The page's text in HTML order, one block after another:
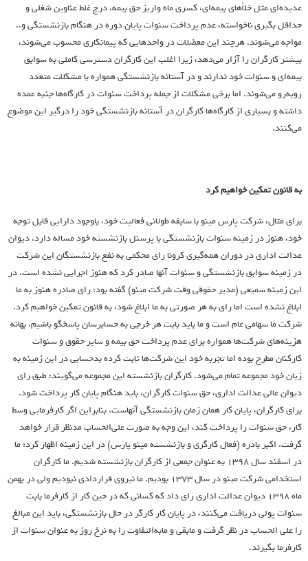
عديده‌اي مثل خلأهاي بيمه‌اي، كسري ماه واريز حق بيمه، درج غلط عناوين شغلي و
حداقل بگيري ناخواسته، عدم پرداخت سنوات پايان دوره در هنگام بازنشستگي و..
مواجه مي‌شوند. هرچند اين معضلات در واحدهايي كه پيمانكاري محسوب مي‌شوند،
بيشتر كارگران را آزار مي‌دهد، زيرا اغلب اين كارگران دسترسي كاملي به سوابق
بيمه‌اي و سنوات خود ندارند و در آستانه بازنشستگي همواره با مشكلات متعدد
روبه‌رو مي‌شوند. اما برخي مشكلات از جمله پرداخت سنوات در كارگاه‌ها جنبه عمده
داشته و بسياري از كارگاه‌ها كارگران در آستانه بازنشستگي خود را درگير اين موضوع
مي‌كنند.
به قانون تمكين خواهيم كرد
براي مثال، شركت پارس مينو با سابقه طولاني فعاليت خود، باوجود دارايي قابل توجه
خود، هنوز در زمينه سنوات بازنشستگي با پرسنل بازنشسته خود مساله دارد. ديوان
عدالت اداري در دوران همه‌گيري كرونا راي محكمي به نفع بازنشستگان اين شركت
در زمينه سوابق بازنشستگي و سنوات آنها صادر كرد كه هنوز اجرايي نشده است. در
اين زمينه سميعي (مدير حقوقي وقت شركت مينو) گفته بود: راي صادره هنوز به ما
ابلاغ نشده است اما راي به هر صورتي به ما ابلاغ شود، به قانون تمكين خواهيم كرد.
شركت ما سهامي عام است و ما بايد بابت هر خرجي به حسابرسان پاسخگو باشيم. بهانه
هزينه‌هاي شركت‌ها همواره براي‌ عدم پرداخت حق بيمه و ساير حقوق و سنوات
كاركنان مطرح بوده اما تجربه خود اين شركت‌ها ثابت كرده بدحسابي در اين زمينه به
زيان خود مجموعه تمام مي‌شود. كارگران بازنشسته اين مجموعه مي‌گويند: طبق راي
ديوان عالي عدالت اداري، حق سنوات كارگران، بايد هنگام پايان كار پرداخت شود.
براي كارگران، پايان كار همان زمان بازنشستگي آنهاست. بنابراين اگر كارفرمايي وسط
كار، حق سنوات را پرداخت كند، اين وجه به صورت علي‌الحساب مدنظر قرار خواهد
گرفت. اكبر بادره (فعال كارگري و بازنشسته مينو پارس) در اين زمينه اظهار كرد: ما
در اسفند سال ۱۳۹۸ به عنوان جمعي از كارگران بازنشسته شديم. ما كارگران
استخدامي شركت مينو در سال ۱۳۷۳ بوديم. ما نيروي قراردادي نبوديم ولي در بهمن
ماه ۱۳۹۸ ديوان عدالت اداري راي داد كه كساني كه در حين كار از كارفرما بابت
سنوات پولي دريافت مي‌كنند، در پايان كار كارگر در حال بازنشستگي، بايد اين مبالغ
را علي الحساب در نظر گرفت و مابقي و مابه‌التفاوت را به نرخ روز به عنوان سنوات از
كارفرما بگيرند.